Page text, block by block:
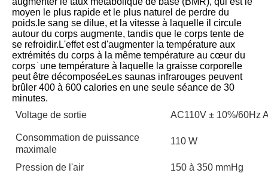
moyen le plus rapide et le plus naturel de perdre du
poids.le sang se dilue, et la vitesse à laquelle il circule
autour du corps augmente, tandis que le corps tente de
se refroidir.L'effet est d'augmenter la température aux
extrémités du corps à la même température au cœur du
corps ̇ une température à laquelle la graisse corporelle
peut être décomposéeLes saunas infrarouges peuvent
brûler 400 à 600 calories en une seule séance de 30
minutes.
Voltage de sortie
AC110V ± 10%/60Hz
Consommation de puissance
maximale
110 W
Pression de l'air 150 à 350 mmHg